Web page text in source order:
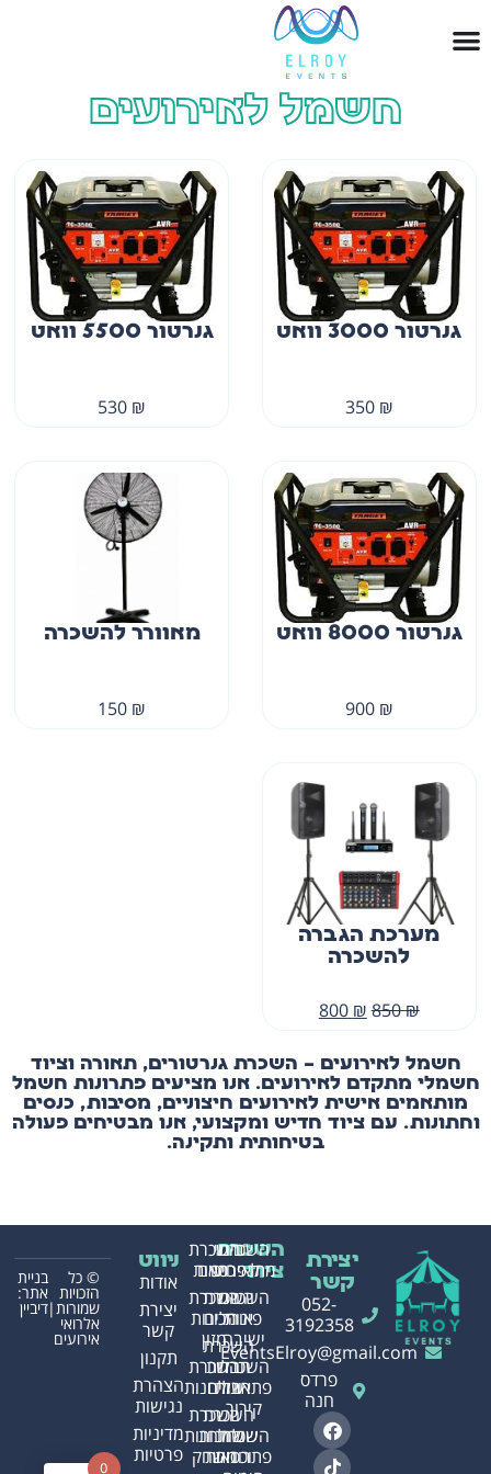
חשמל לאירועים
גנרטור 3000 וואט
₪
350
גנרטור 5500 וואט
₪
גנרטור 8000 וואט
₪
900
מאוורר להשכרה
₪
מערכת הגברה
להשכרה
₪
850
₪
800
חשמל לאירועים – השכרת גנרטורים, תאורה וציוד
חשמלי מתקדם לאירועים. אנו מציעים פתרונות חשמל
מותאמים אישית לאירועים חיצוניים, מסיבות, כנסים
וחתונות. עם ציוד חדיש ומקצועי, אנו מבטיחים פעולה
בטיחותית ותקינה.
ניווט
אודות
יצירת
קשר
תקנון
הצהרת
נגישות
מדיניות
פרטיות
השכרת
ציוד
השכרת
מתנפחים
השכרת
פינות
ישיבה
השכרת
פתרונות
קירור
השכרת
פתרונות
בינוי
לאירועים
השכרת
אוהלים
השכרת
חבלות
אבלים
השכרת
שולחנות
וכסאות
השכרת
כסאות
השכרת
מכונות
מזון
השכרת
שולחנות
השכרת
שולחנות
משחק
יצירת
קשר
052-
3192358
EventsElroy@gmail.com
פרדס
חנה
© כל
הזכויות
שמורות|
אלרואי
אירועים
בניית
אתר:
דיביין
0